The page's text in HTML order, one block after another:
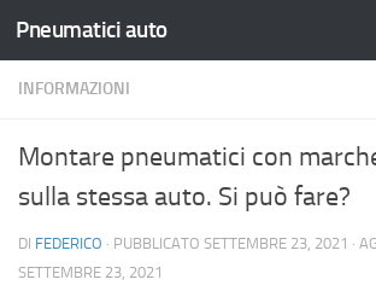
Salta al contenuto
Pneumatici auto
INFORMAZIONI
Montare pneumatici con
sulla stessa auto. Si può fare?
DI FEDERICO · PUBBLICATO SETTEMBRE 23, 2021 ·
SETTEMBRE 23, 2021